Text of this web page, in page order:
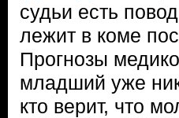
судьи есть
лежит в коме
Прогнозы
младший уже
кто верит, что